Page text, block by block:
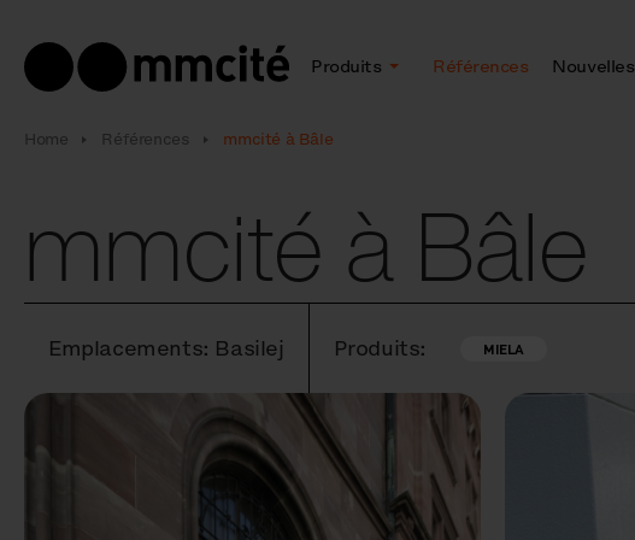
Produits Références Nouvelles
Home Références mmcité à Bâle
mmcité à Bâle
Emplacements: Basilej Produits: MIELA